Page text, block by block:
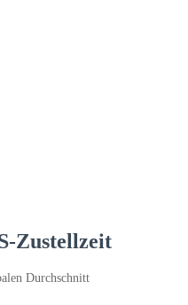
Zustellzeit
Durchschnitt